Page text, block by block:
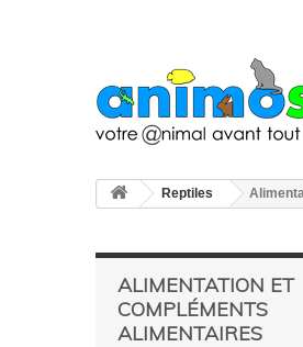
Reptiles
ALIMENTATION ET
COMPLÉMENTS
ALIMENTAIRES